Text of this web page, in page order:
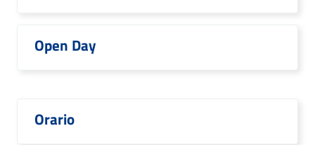
Open Day
Orario